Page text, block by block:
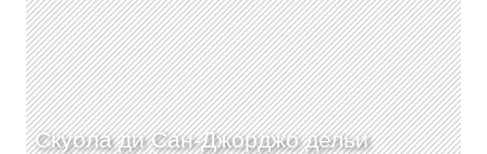
Скуола ди Сан-Джорджо дельи